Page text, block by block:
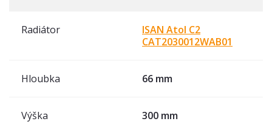
Radiátor
ISAN Atol C2
CAT2030012WAB01
Hloubka 66 mm
Výška 300 mm